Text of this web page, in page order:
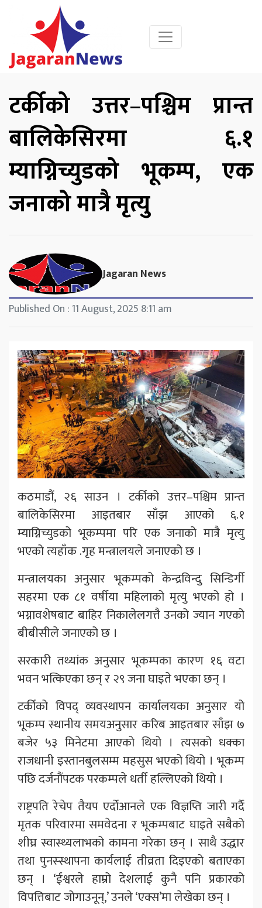
टर्कीको उत्तर–पश्चिम प्रान्त
बालिकेसिरमा ६.१
म्याग्निच्युडको भूकम्प, एक
जनाको मात्रै मृत्यु
Jagaran News
Published On : 11 August, 2025 8:11 am
कठमाडौं, २६ साउन । टर्कीको उत्तर–पश्चिम प्रान्त
बालिकेसिरमा आइतबार साँझ आएको ६.१
म्याग्निच्युडको भूकम्पमा परि एक जनाको मात्रै मृत्यु
भएको त्यहाँक .गृह मन्त्रालयले जनाएको छ ।
मन्त्रालयका अनुसार भूकम्पको केन्द्रविन्दु सिन्डिर्गी
सहरमा एक ८१ वर्षीया महिलाको मृत्यु भएको हो ।
भग्नावशेषबाट बाहिर निकालेलगत्तै उनको ज्यान गएको
बीबीसीले जनाएको छ ।
सरकारी तथ्यांक अनुसार भूकम्पका कारण १६ वटा
भवन भत्किएका छन् र २९ जना घाइते भएका छन् ।
टर्कीको विपद् व्यवस्थापन कार्यालयका अनुसार यो
भूकम्प स्थानीय समयअनुसार करिब आइतबार साँझ ७
बजेर ५३ मिनेटमा आएको थियो । त्यसको धक्का
राजधानी इस्तानबुलसम्म महसुस भएको थियो । भूकम्प
पछि दर्जनौंपटक परकम्पले धर्ती हल्लिएको थियो ।
राष्ट्रपति रेचेप तैयप एर्दोआनले एक विज्ञप्ति जारी गर्दै
मृतक परिवारमा समवेदना र भूकम्पबाट घाइते सबैको
शीघ्र स्वास्थ्यलाभको कामना गरेका छन् । साथै उद्धार
तथा पुनस्स्थापना कार्यलाई तीव्रता दिइएको बताएका
छन् । ‘ईश्वरले हाम्रो देशलाई कुनै पनि प्रकारको
विपत्तिबाट जोगाउनून्,’ उनले ‘एक्स’मा लेखेका छन् ।